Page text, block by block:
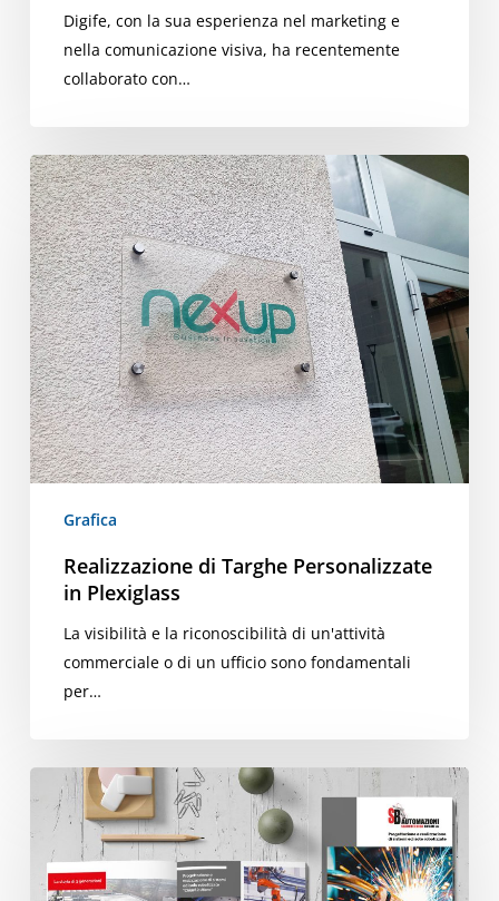
Digife, con la sua esperienza nel marketing e
nella comunicazione visiva, ha recentemente
collaborato con…
Realizzazione
di
Targhe
Personalizzate
in
Plexiglass
Grafica
Realizzazione di Targhe Personalizzate
in Plexiglass
La visibilità e la riconoscibilità di un'attività
commerciale o di un ufficio sono fondamentali
per…
Realizzazione
grafica
del
Company
Profile